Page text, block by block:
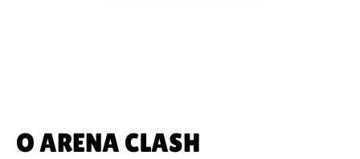
O ARENA CLASH